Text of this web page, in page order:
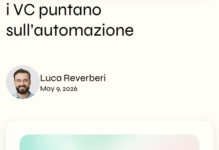
i VC puntano
sull’automazione
Luca Reverberi
May 9, 2026